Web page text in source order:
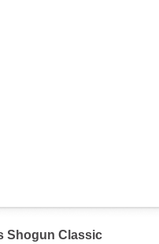
Shogun Сlassic